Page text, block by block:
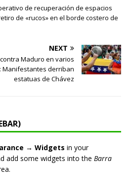
de recuperación de espacios
de «rucos» en el borde costero de
NEXT
Maduro en varios
Manifestantes derriban
estatuas de Chávez
→ Widgets in your
add some widgets into the Barra